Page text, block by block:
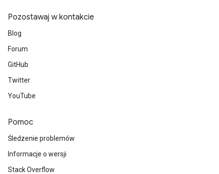
Pozostawaj w kontakcie
Blog
Forum
GitHub
Twitter
YouTube
Pomoc
Śledzenie problemów
Informacje o wersji
Stack Overflow